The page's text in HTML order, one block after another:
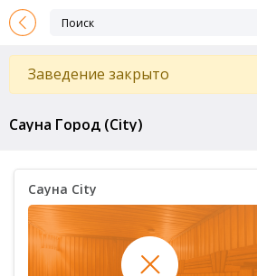
Заведение закрыто
Сауна Город (City)
Сауна City